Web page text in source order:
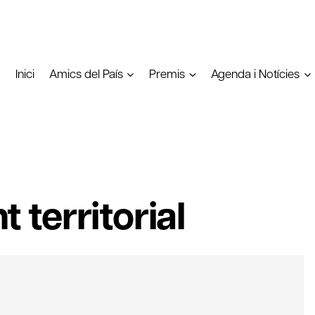
Inici
Amics del País Premis Agenda i Notícies
territorial